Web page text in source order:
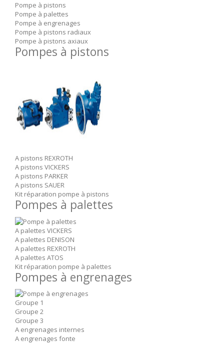
Pompe à pistons
Pompe à palettes
Pompe à engrenages
Pompe à pistons radiaux
Pompe à pistons axiaux
Pompes à pistons
A pistons REXROTH
A pistons VICKERS
A pistons PARKER
A pistons SAUER
Kit réparation pompe à pistons
Pompes à palettes
A palettes VICKERS
A palettes DENISON
A palettes REXROTH
A palettes ATOS
Kit réparation pompe à palettes
Pompes à engrenages
Groupe 1
Groupe 2
Groupe 3
A engrenages internes
A engrenages fonte